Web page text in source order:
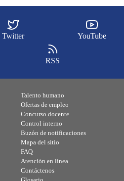
Twitter YouTube
RSS
Talento humano
Ofertas de empleo
Concurso docente
Control interno
Buzón de notificaciones
Mapa del sitio
FAQ
Atención en línea
Contáctenos